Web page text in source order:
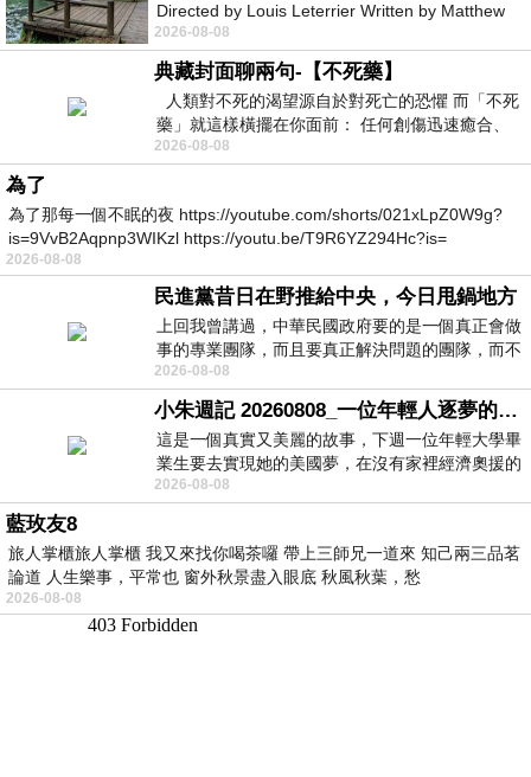
Directed by Louis Leterrier Written by Matthew
Robinson Starring Greta Lee Wa
2026-08-08
典藏封面聊兩句-【不死藥】
人類對不死的渴望源自於對死亡的恐懼 而「不死
藥」就這樣橫擺在你面前： 任何創傷迅速癒合、
停止衰老、痛覺消失…堪
2026-08-08
為了
為了那每一個不眠的夜 https://youtube.com/shorts/021xLpZ0W9g?
is=9VvB2Aqpnp3WIKzl https://youtu.be/T9R6YZ294Hc?is=
2026-08-08
民進黨昔日在野推給中央，今日甩鍋地方
上回我曾講過，中華民國政府要的是一個真正會做
事的專業團隊，而且要真正解決問題的團隊，而不
是只會到處甩鍋的雙標團隊，最近民進黨
2026-08-08
小朱週記 20260808_一位年輕人逐夢的真實故事
這是一個真實又美麗的故事，下週一位年輕大學畢
業生要去實現她的美國夢，在沒有家裡經濟奧援的
情況下，靠著自我努力工作累積出國基
2026-08-08
藍玫友8
旅人掌櫃旅人掌櫃 我又來找你喝茶囉 帶上三師兄一道來 知己兩三品茗
論道 人生樂事，平常也 窗外秋景盡入眼底 秋風秋葉，愁
2026-08-08